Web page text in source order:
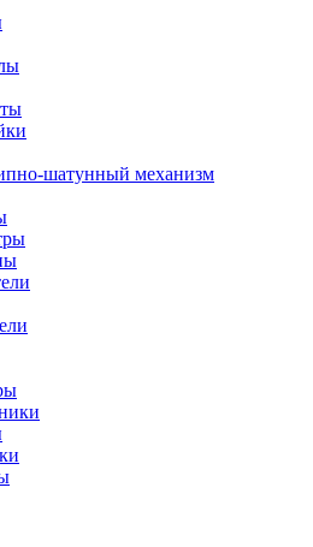
шатунный механизм